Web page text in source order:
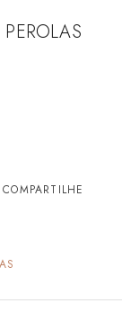
COMPARTILHE